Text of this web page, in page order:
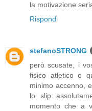
la motivazione
Rispondi
stefanoSTRONG
però scusate, i
fisico atletico o
minimo accenno,
lo slip
momento che a